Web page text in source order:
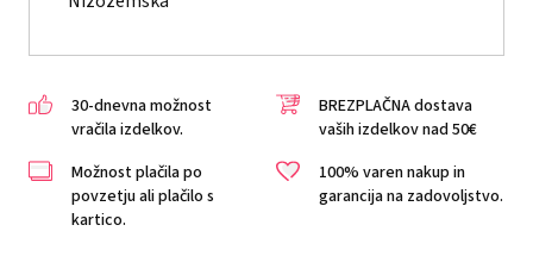
30-dnevna možnost
vračila izdelkov.
BREZPLAČNA dostava
vaših izdelkov nad 50€
Možnost plačila po
povzetju ali plačilo s
kartico.
100% varen nakup in
garancija na zadovoljstvo.